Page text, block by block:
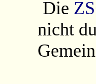
Die ZS
nicht